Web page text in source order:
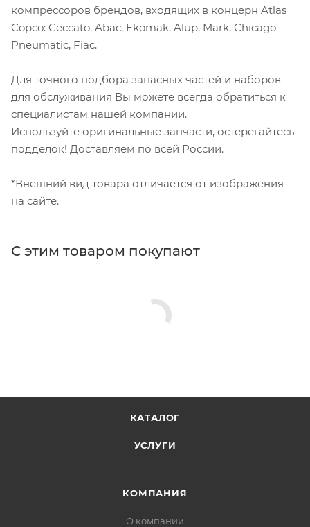
компрессоров брендов, входящих в концерн Atlas
Copco: Ceccato, Abac, Ekomak, Alup, Mark, Chicago
Pneumatic, Fiac.
Для точного подбора запасных частей и наборов
для обслуживания Вы можете всегда обратиться к
специалистам нашей компании.
Используйте оригинальные запчасти, остерегайтесь
подделок! Доставляем по всей России.
*Внешний вид товара отличается от изображения
на сайте.
С этим товаром покупают
КАТАЛОГ
УСЛУГИ
КОМПАНИЯ
О компании